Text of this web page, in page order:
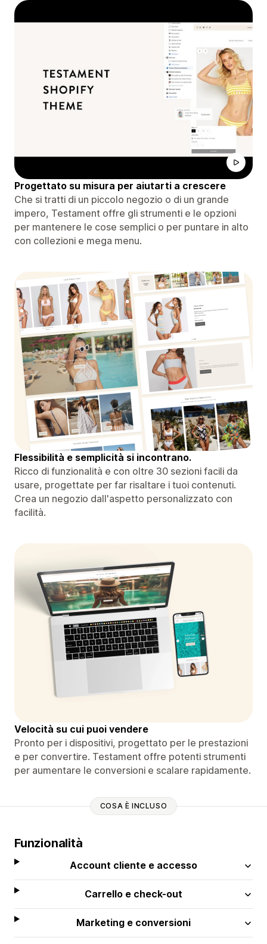
Progettato su misura per aiutarti a crescere
Che si tratti di un piccolo negozio o di un grande
impero, Testament offre gli strumenti e le opzioni
per mantenere le cose semplici o per puntare in alto
con collezioni e mega menu.
Flessibilità e semplicità si incontrano.
Ricco di funzionalità e con oltre 30 sezioni facili da
usare, progettate per far risaltare i tuoi contenuti.
Crea un negozio dall'aspetto personalizzato con
facilità.
Velocità su cui puoi vendere
Pronto per i dispositivi, progettato per le prestazioni
e per convertire. Testament offre potenti strumenti
per aumentare le conversioni e scalare rapidamente.
COSA È INCLUSO
Funzionalità
Account cliente e accesso
Carrello e check-out
Marketing e conversioni